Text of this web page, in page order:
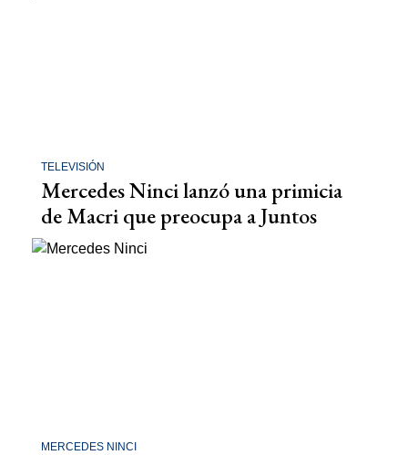
TELEVISIÓN
Mercedes Ninci lanzó una primicia
de Macri que preocupa a Juntos
MERCEDES NINCI